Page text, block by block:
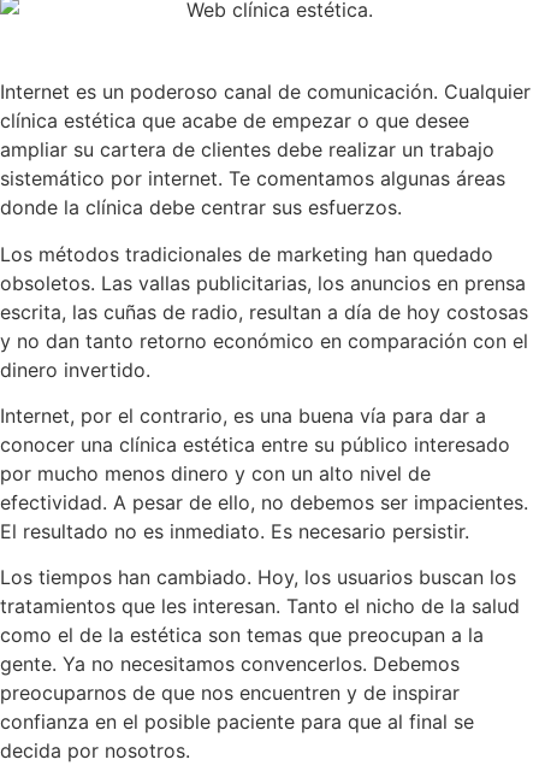
Internet es un poderoso canal de comunicación. Cualquier
clínica estética que acabe de empezar o que desee
ampliar su cartera de clientes debe realizar un trabajo
sistemático por internet. Te comentamos algunas áreas
donde la clínica debe centrar sus esfuerzos.
Los métodos tradicionales de marketing han quedado
obsoletos. Las vallas publicitarias, los anuncios en prensa
escrita, las cuñas de radio, resultan a día de hoy costosas
y no dan tanto retorno económico en comparación con el
dinero invertido.
Internet, por el contrario, es una buena vía para dar a
conocer una clínica estética entre su público interesado
por mucho menos dinero y con un alto nivel de
efectividad. A pesar de ello, no debemos ser impacientes.
El resultado no es inmediato. Es necesario persistir.
Los tiempos han cambiado. Hoy, los usuarios buscan los
tratamientos que les interesan. Tanto el nicho de la salud
como el de la estética son temas que preocupan a la
gente. Ya no necesitamos convencerlos. Debemos
preocuparnos de que nos encuentren y de inspirar
confianza en el posible paciente para que al final se
decida por nosotros.